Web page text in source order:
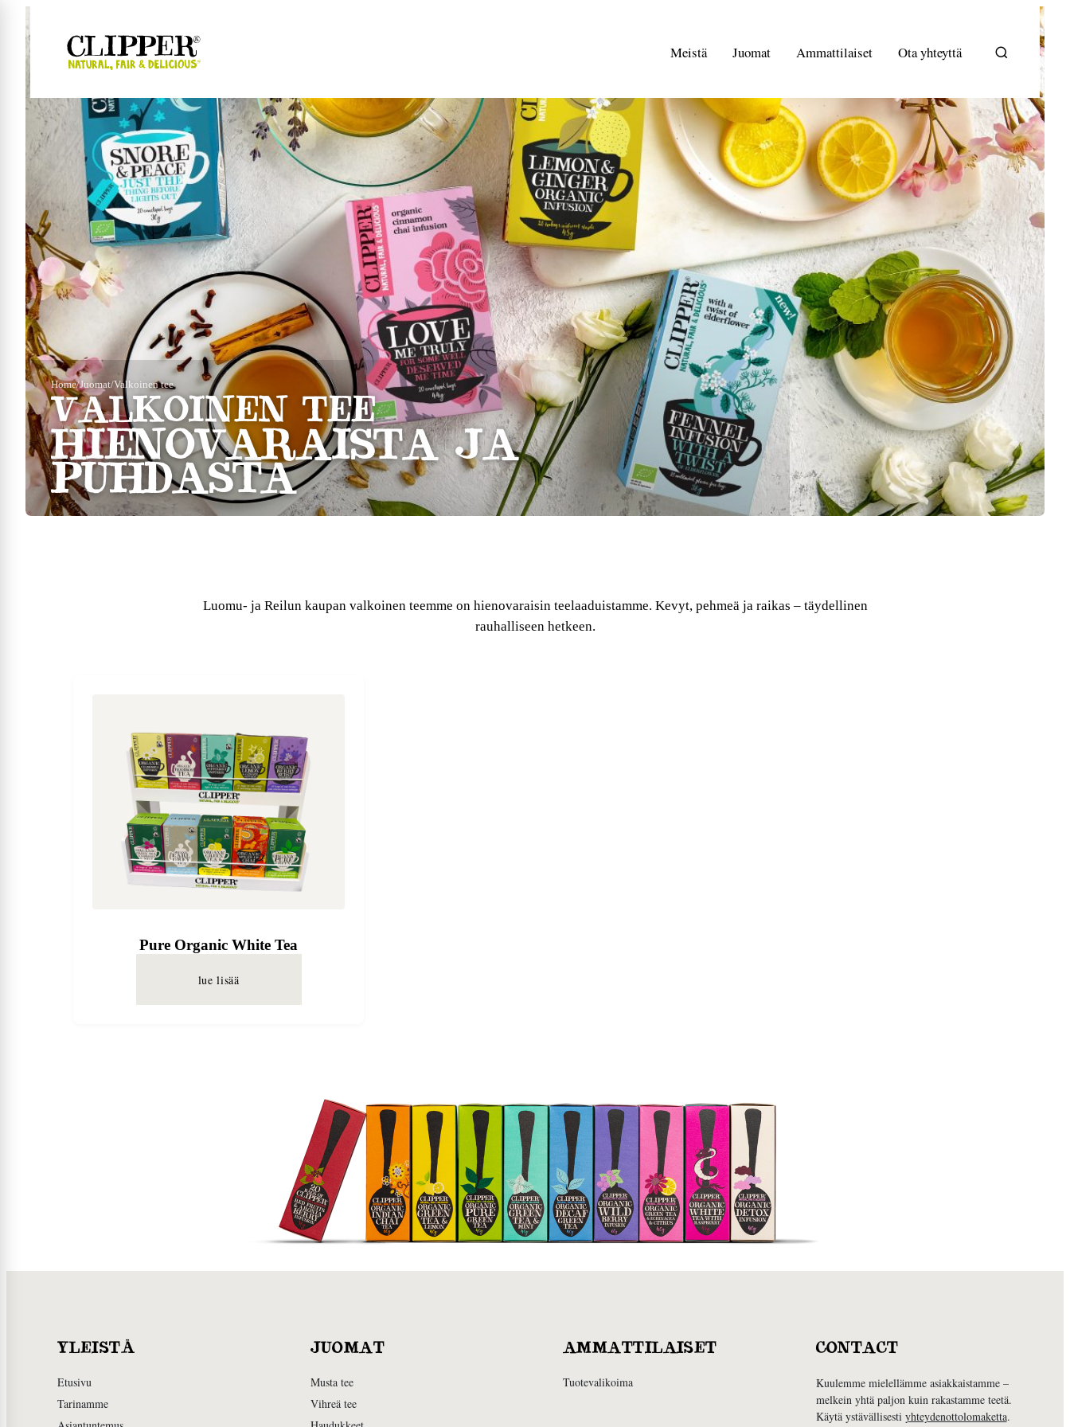
Meistä Juomat Ammattilaiset Ota yhteyttä
Home/Juomat/Valkoinen tee
VALKOINEN TEE
HIENOVARAISTA JA
PUHDASTA
Luomu- ja Reilun kaupan valkoinen teemme on hienovaraisin teelaaduistamme. Kevyt, pehmeä ja raikas – täydellinen
rauhalliseen hetkeen.
Pure Organic White Tea
lue lisää
YLEISTÄ
Etusivu
Tarinamme
JUOMAT
Musta tee
Vihreä tee
AMMATTILAISET
Tuotevalikoima
CONTACT
Kuulemme mielellämme asiakkaistamme –
melkein yhtä paljon kuin rakastamme teetä.
Käytä ystävällisesti yhteydenottolomaketta.